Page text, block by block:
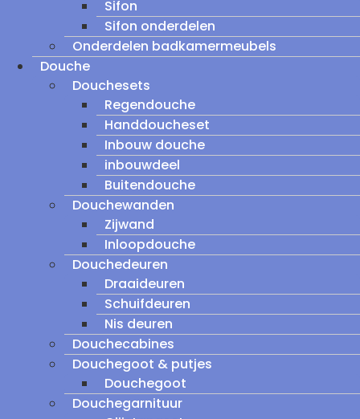
Sifon
Sifon onderdelen
Onderdelen badkamermeubels
Douche
Douchesets
Regendouche
Handdoucheset
Inbouw douche
inbouwdeel
Buitendouche
Douchewanden
Zijwand
Inloopdouche
Douchedeuren
Draaideuren
Schuifdeuren
Nis deuren
Douchecabines
Douchegoot & putjes
Douchegoot
Douchegarnituur